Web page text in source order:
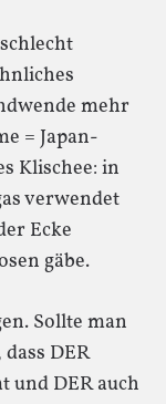
mehr
= Japan-
Klischee: in
verwendet
Ecke
gäbe.
Sollte man
DER
und DER auch